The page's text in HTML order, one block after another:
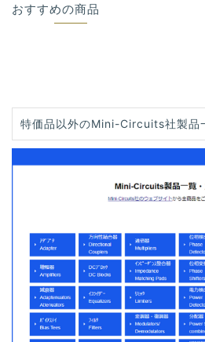
おすすめの商品
特価品以外のMini-Circuits社製品